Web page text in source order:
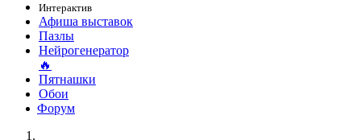
Интерактив
Афиша выставок
Пазлы
Нейрогенератор
🔥
Пятнашки
Обои
Форум